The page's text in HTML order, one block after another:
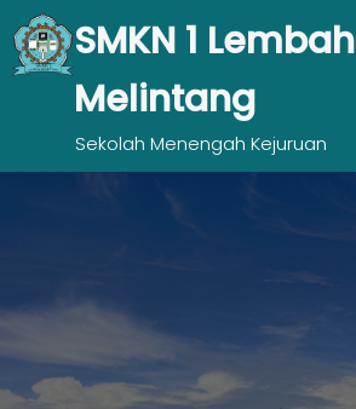
SMKN 1 Lembah
Melintang
Sekolah Menengah Kejuruan